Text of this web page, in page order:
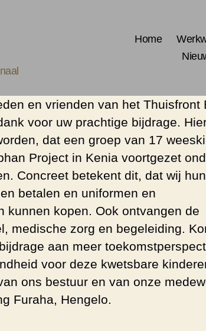
Home
en vrienden van het Thuisfront
voor uw prachtige bijdrage.
dat een groep van 17
Project in Kenia voortgezet
Concreet betekent dit, dat wij hun
betalen en uniformen en
kunnen kopen. Ook ontvangen de
medische zorg en begeleiding.
aan meer
voor deze kwetsbare
ons bestuur en van onze
Furaha, Hengelo.